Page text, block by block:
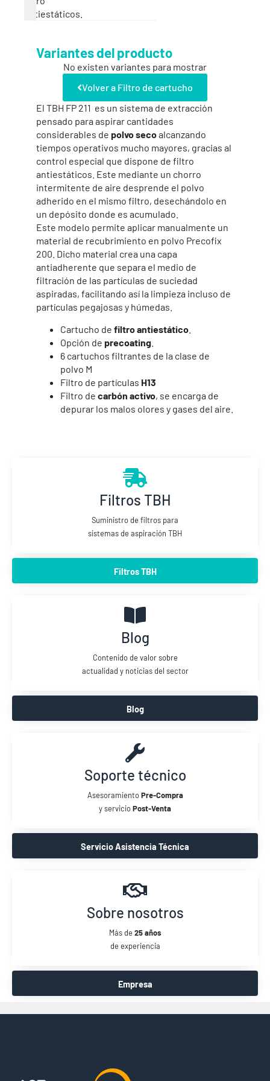
antiestáticos.
Variantes del producto
No existen variantes para mostrar
Volver a Filtro de cartucho
El TBH FP 211 es un sistema de extracción
pensado para aspirar cantidades
considerables de polvo secoalcanzando
tiempos operativos mucho mayores, gracias al
control especial que dispone de filtro
antiestáticos. Este mediante un chorro
intermitente de aire desprende el polvo
adherido en el mismo filtro, desechándolo en
un depósito donde es acumulado.
Este modelo permite aplicar manualmente un
material de recubrimiento en polvo Precofix
200. Dicho material crea una capa
antiadherente que separa el medio de
filtración de las partículas de suciedad
aspiradas, facilitando así la limpieza incluso de
partículas pegajosas y húmedas.
Cartucho de filtro antiestático
Opción de precoating
6 cartuchos filtrantes de la clase de
polvo M
Filtro de partículas H13
Filtro de carbón activo, se encarga de
depurar los malos olores y gases del aire.
Filtros TBH
Suministro de filtros para
sistemas de aspiración TBH
Filtros TBH
Blog
Contenido de valor sobre
actualidad y noticias del sector
Blog
Soporte técnico
AsesoramientoPre-Compra
y servicioPost-Venta
Servicio Asistencia Técnica
Sobre nosotros
Más de 25 años
de experiencia
Empresa